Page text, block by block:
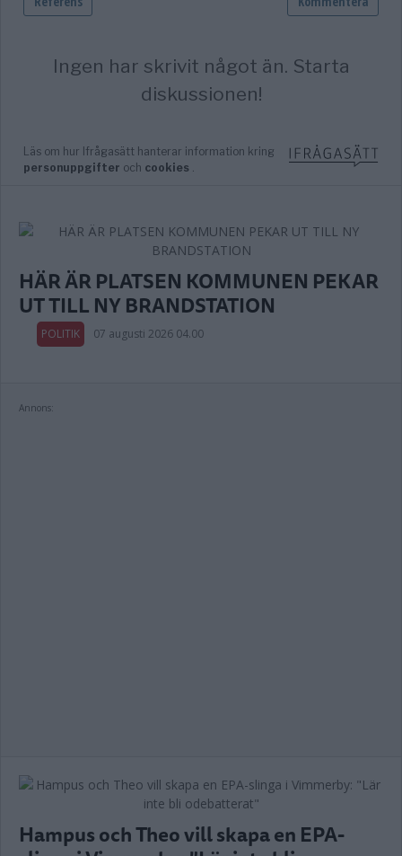
HÄR ÄR PLATSEN KOMMUNEN PEKAR
UT TILL NY BRANDSTATION
POLITIK 07 augusti 2026 04.00
Annons:
Hampus och Theo vill skapa en EPA-